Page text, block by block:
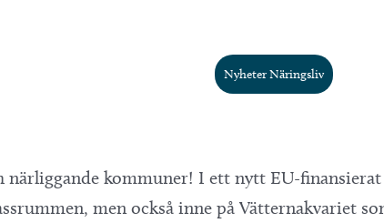
Nyheter Näringsliv
närliggande kommuner! I ett nytt EU-
men också inne på Vätternakvariet